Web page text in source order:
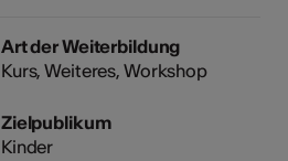
Art der Weiterbildung
Kurs, Weiteres, Workshop
Zielpublikum
Kinder